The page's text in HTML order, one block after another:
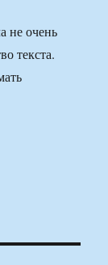
не очень
текста.